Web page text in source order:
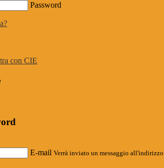
Password
con CIE
E-mail Verrà inviato un messaggio